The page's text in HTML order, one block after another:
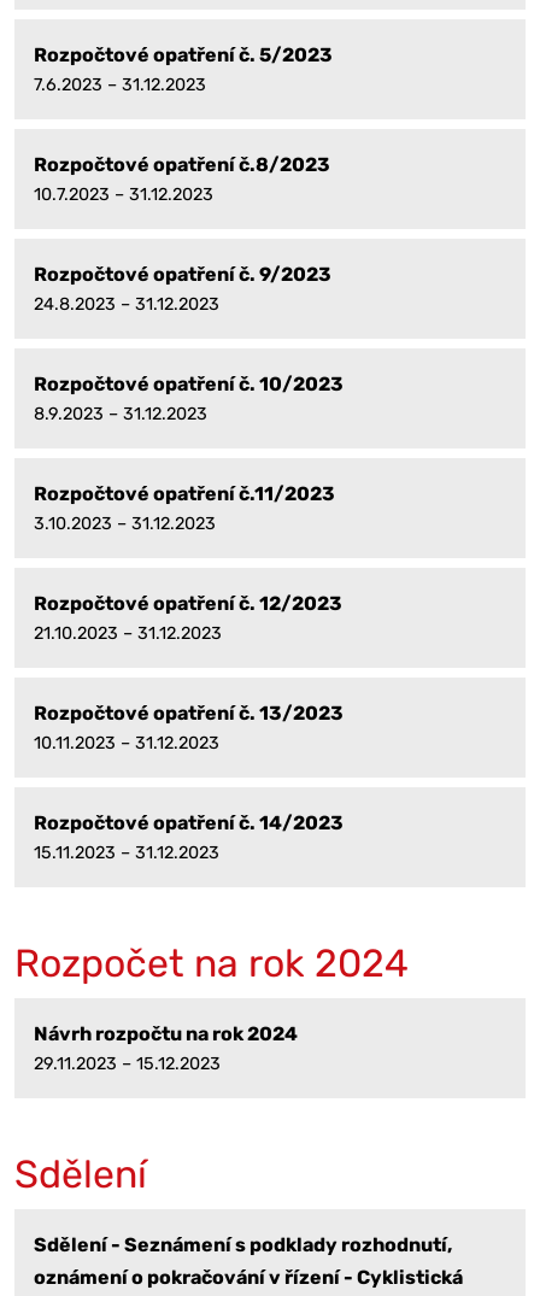
Rozpočtové opatření č. 5/2023
7.6.2023 – 31.12.2023
Rozpočtové opatření č.8/2023
10.7.2023 – 31.12.2023
Rozpočtové opatření č. 9/2023
24.8.2023 – 31.12.2023
Rozpočtové opatření č. 10/2023
8.9.2023 – 31.12.2023
Rozpočtové opatření č.11/2023
3.10.2023 – 31.12.2023
Rozpočtové opatření č. 12/2023
21.10.2023 – 31.12.2023
Rozpočtové opatření č. 13/2023
10.11.2023 – 31.12.2023
Rozpočtové opatření č. 14/2023
15.11.2023 – 31.12.2023
Rozpočet na rok 2024
Návrh rozpočtu na rok 2024
29.11.2023 – 15.12.2023
Sdělení
Sdělení - Seznámení s podklady rozhodnutí,
oznámení o pokračování v řízení - Cyklistická